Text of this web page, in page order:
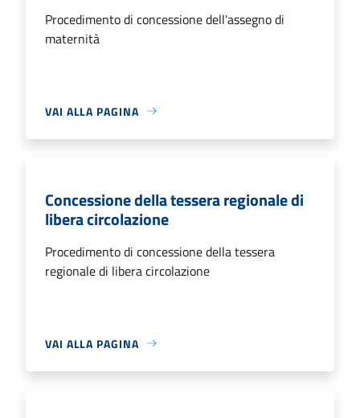
Procedimento di concessione dell'assegno di
maternità
VAI ALLA PAGINA
Concessione della tessera regionale di
libera circolazione
Procedimento di concessione della tessera
regionale di libera circolazione
VAI ALLA PAGINA